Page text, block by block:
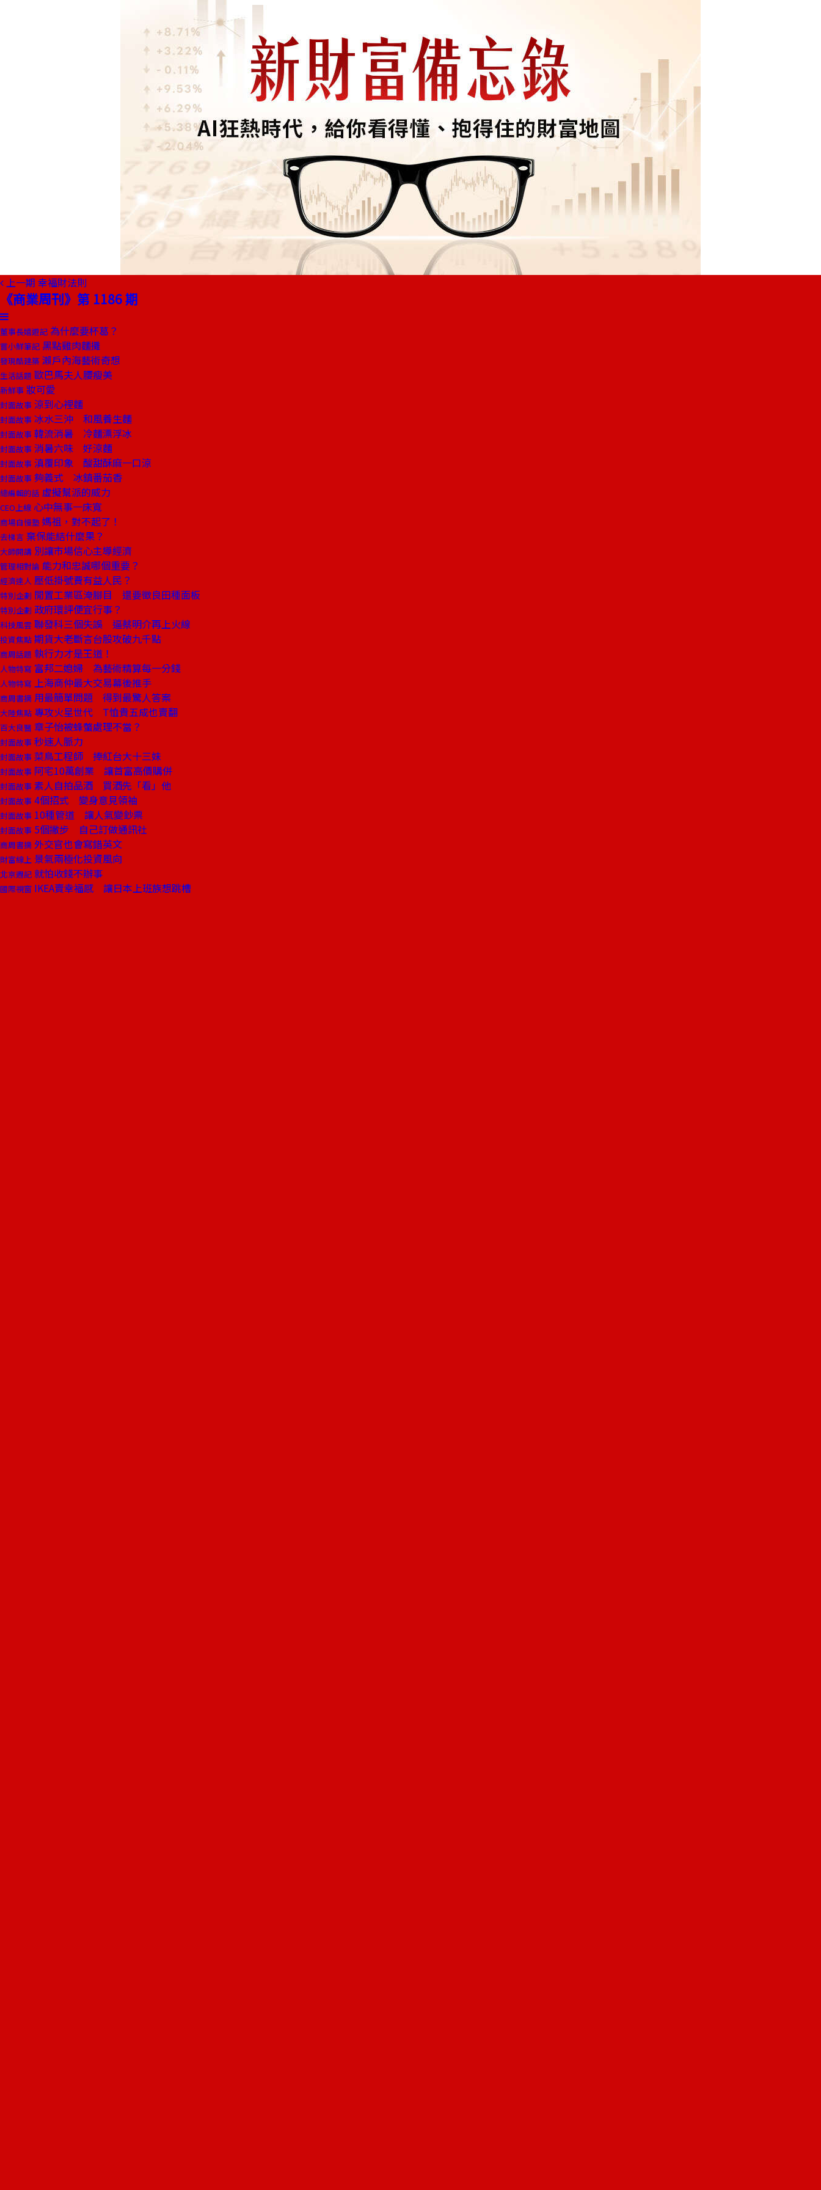
上一期 幸福財法則
《商業周刊》第 1186 期
董事長嬉遊記 為什麼要杯葛？
嘗小鮮筆記 黑點雞肉麵攤
發現酷建築 瀨戶內海藝術奇想
生活話題 歐巴馬夫人腰瘦美
新鮮事 妝可愛
封面故事 涼到心裡麵
封面故事 冰水三沖 和風養生麵
封面故事 韓流消暑 冷麵漂浮冰
封面故事 消暑六味 好涼麵
封面故事 滇覆印象 酸甜酥麻一口涼
封面故事 夠義式 冰鎮番茄香
總編輯的話 虛擬幫派的威力
CEO上線 心中無事一床寬
商場自慢塾 媽祖，對不起了！
去梯言 棄保能結什麼果？
大師開講 別讓市場信心主導經濟
管理相對論 能力和忠誠哪個重要？
經濟達人 壓低掛號費有益人民？
特別企劃 閒置工業區淹腳目 還要徵良田種面板
特別企劃 政府環評便宜行事？
科技風雲 聯發科三個失誤 逼蔡明介再上火線
投資焦點 期貨大老斷言台股攻破九千點
商周話題 執行力才是王道！
人物特寫 富邦二媳婦 為藝術精算每一分錢
人物特寫 上海商仲最大交易幕後推手
商周書摘 用最簡單問題 得到最驚人答案
大陸焦點 專攻火星世代 T恤貴五成也賣翻
百大良醫 章子怡被蜂螫處理不當？
封面故事 秒速人脈力
封面故事 菜鳥工程師 捧紅台大十三妹
封面故事 阿宅10萬創業 讓首富高價購併
封面故事 素人自拍品酒 買酒先「看」他
封面故事 4個招式 變身意見領袖
封面故事 10種管道 讓人氣變鈔票
封面故事 5個撇步 自己訂做通訊社
商周書摘 外交官也會寫錯英文
財富線上 景氣兩極化投資風向
北京週記 就怕收錢不辦事
國際視窗 IKEA賣幸福感 讓日本上班族想跳槽